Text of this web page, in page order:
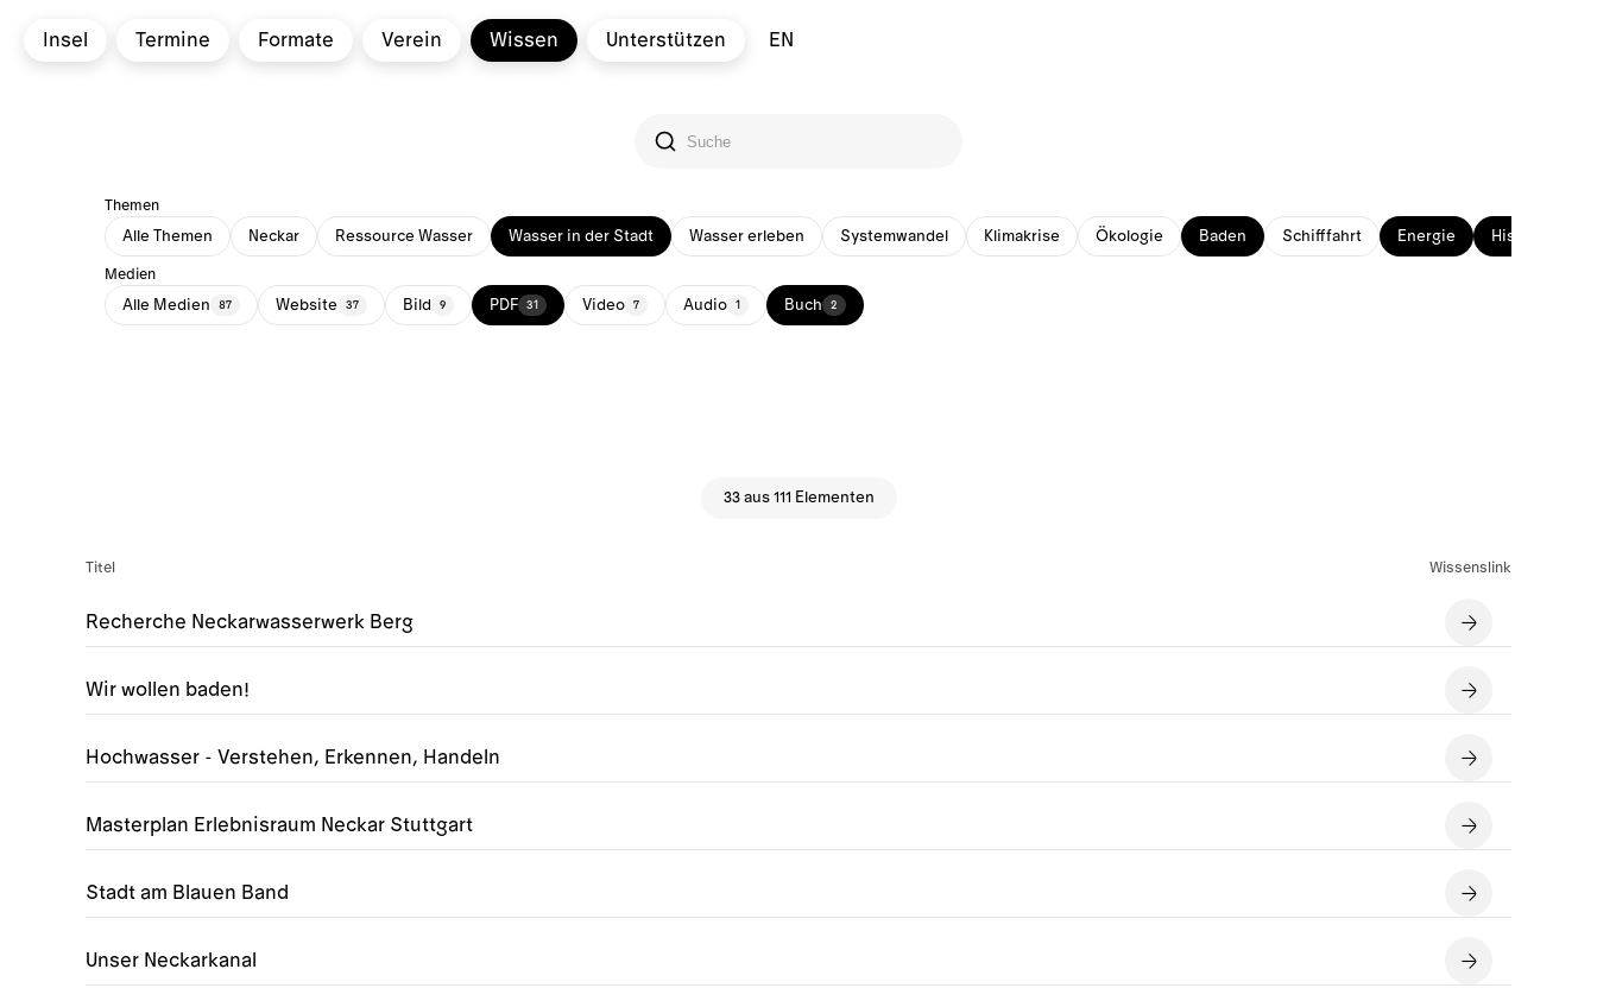
Insel Termine Formate Verein Wissen Unterstützen EN
Themen
Alle Themen Neckar Ressource Wasser Wasser in der Stadt Wasser erleben Systemwandel Klimakrise Ökologie Baden Schifffahrt Energie Historisches
Medien
Alle Medien 87 Website 37 Bild 9 PDF 31 Video 7 Audio 1 Buch 2
33 aus 111 Elementen
Titel Wissenslink
Recherche Neckarwasserwerk Berg
Wir wollen baden!
Hochwasser - Verstehen, Erkennen, Handeln
Masterplan Erlebnisraum Neckar Stuttgart
Stadt am Blauen Band
Unser Neckarkanal